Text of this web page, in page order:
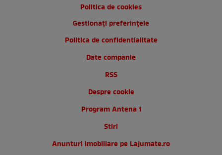
Politica de cookies
Gestionați preferințele
Politica de confidentialitate
Date companie
RSS
Despre cookie
Program Antena 1
Stiri
Anunturi imobiliare pe Lajumate.ro